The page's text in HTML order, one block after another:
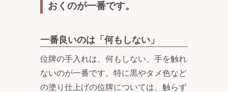
おくのが一番です。
一番良いのは「何もしない」
位牌の手入れは、何もしない、手を触れ
ないのが一番です。特に黒やタメ色など
の塗り仕上げの位牌については、触らず